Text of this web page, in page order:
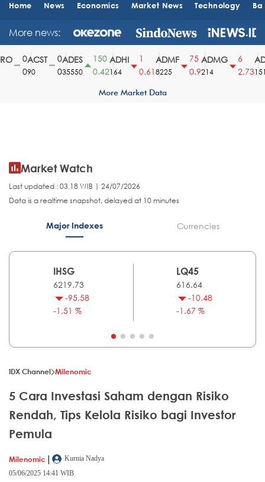
Home News Economics Market News Technology
More news:
ACST
90
ADES
35550
150
0.42
ADHI
164
0.61
ADMF
8225
75
0.9
ADMG
214
2.731510
More Market Data
Market Watch
Last updated : 03.18 WIB | 24/07/2026
Data is a realtime snapshot, delayed at 10 minutes
Major Indexes Currencies
IHSG
6219.73
-95.58
-1.51 %
LQ45
616.64
-10.48
-1.67 %
IDX Channel Milenomic
5 Cara Investasi Saham dengan Risiko
Rendah, Tips Kelola Risiko bagi Investor
Pemula
Milenomic |
Kurnia Nadya
05/06/2025 14:41 WIB